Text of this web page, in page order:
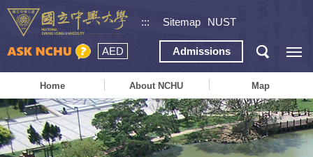
::: Sitemap NUST
AED Admissions
Home About NCHU Map